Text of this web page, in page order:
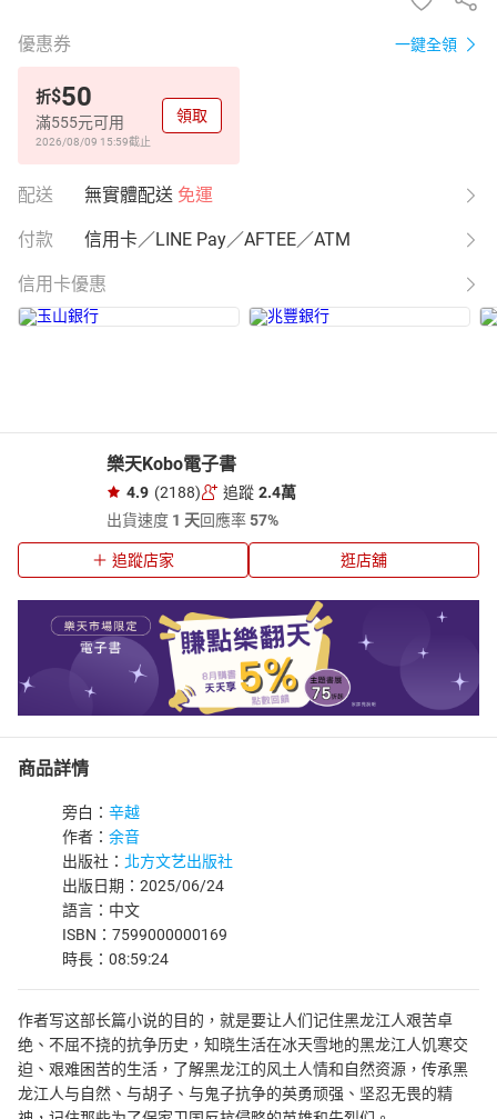
優惠券 一鍵全領
折$50
滿555元可用
2026/08/09 15:59截止
領取
配送 無實體配送 免運
付款 信用卡／LINE Pay／AFTEE／ATM
信用卡優惠
樂天Kobo電子書
4.9 (2188) 追蹤 2.4萬
出貨速度 1 天回應率57%
追蹤店家 逛店舖
商品詳情
旁白： 辛越
作者： 余音
出版社： 北方文艺出版社
出版日期：2025/06/24
語言：中文
ISBN：7599000000169
時長：08:59:24
作者写这部长篇小说的目的，就是要让人们记住黑龙江人艰苦卓
绝、不屈不挠的抗争历史，知晓生活在冰天雪地的黑龙江人饥寒交
迫、艰难困苦的生活，了解黑龙江的风土人情和自然资源，传承黑
龙江人与自然、与胡子、与鬼子抗争的英勇顽强、坚忍无畏的精